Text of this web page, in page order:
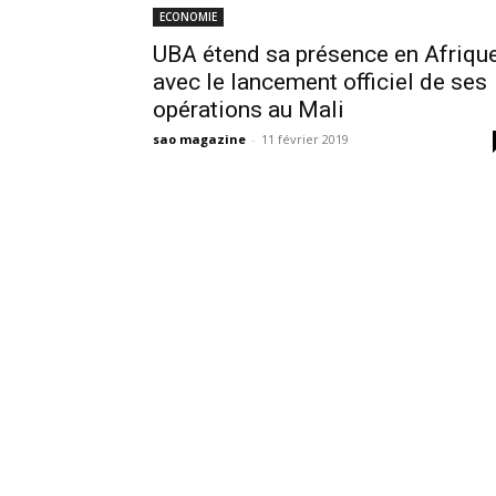
ECONOMIE
UBA étend sa présence en
avec le lancement officiel de ses
opérations au Mali
sao magazine - 11 février 2019